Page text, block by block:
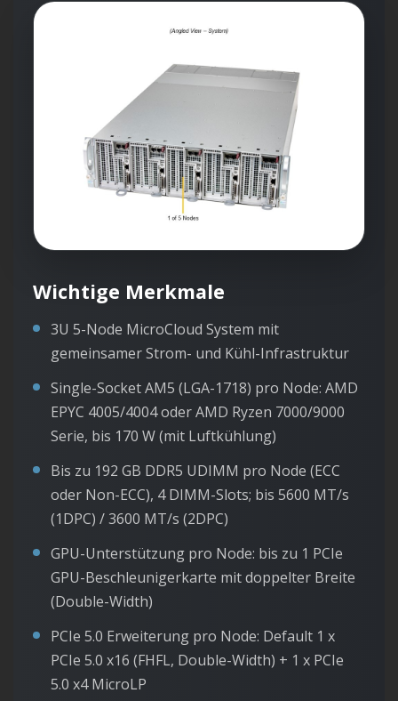
Wichtige Merkmale
3U 5-Node MicroCloud System mit
gemeinsamer Strom- und Kühl-Infrastruktur
Single-Socket AM5 (LGA-1718) pro Node: AMD
EPYC 4005/4004 oder AMD Ryzen 7000/9000
Serie, bis 170 W (mit Luftkühlung)
Bis zu 192 GB DDR5 UDIMM pro Node (ECC
oder Non-ECC), 4 DIMM-Slots; bis 5600 MT/s
(1DPC) / 3600 MT/s (2DPC)
GPU-Unterstützung pro Node: bis zu 1 PCIe
GPU-Beschleunigerkarte mit doppelter Breite
(Double-Width)
PCIe 5.0 Erweiterung pro Node: Default 1 x
PCIe 5.0 x16 (FHFL, Double-Width) + 1 x PCIe
5.0 x4 MicroLP